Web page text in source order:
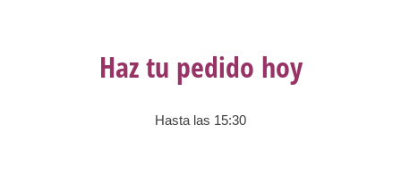
Haz tu pedido hoy
Hasta las 15:30